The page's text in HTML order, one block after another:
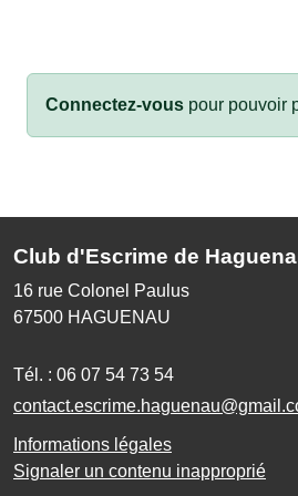
Connectez-vous pour pouvoir
Club d'Escrime de
16 rue Colonel Paulus
67500 HAGUENAU
Tél. : 06 07 54 73 54
Informations légales
Signaler un contenu inapproprié